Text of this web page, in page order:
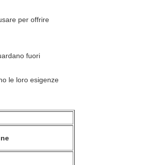
per offrire
fuori
le loro esigenze